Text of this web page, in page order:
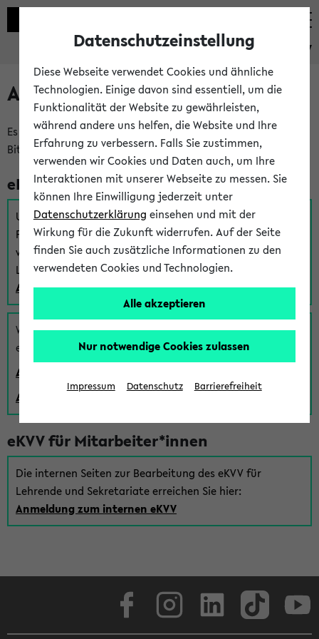
eKVV
Anmeldung am eKVV
Es gibt mehrere Möglichkeiten zur Anmeldung am eKVV.
Bitte wählen Sie die für Sie richtige aus:
eKVV für Studierende
Um sich einen Stundenplan zu erstellen und alle weiteren
Funktionen des eKVVs für Studierende zu nutzen,
verwenden Sie diesen Link zur Anmeldung über Ihr Uni
Login:
Anmeldung zum eKVV der Studierenden
Wenn Sie (noch) kein Uni Login haben, können Sie das
eKVV auch über einen Gastzugang verwenden:
Anmeldung über einen vorhandenen Gastzugang
Anlegen eines neuen Gastzugangs
eKVV für Mitarbeiter*innen
Die internen Seiten zur Bearbeitung des eKVV für
Lehrende und Sekretariate erreichen Sie hier:
Anmeldung zum internen eKVV
Datenschutzeinstellung
Diese Webseite verwendet Cookies und ähnliche
Technologien. Einige davon sind essentiell, um die
Funktionalität der Website zu gewährleisten,
während andere uns helfen, die Website und Ihre
Erfahrung zu verbessern. Falls Sie zustimmen,
verwenden wir Cookies und Daten auch, um Ihre
Interaktionen mit unserer Webseite zu messen. Sie
können Ihre Einwilligung jederzeit unter
Datenschutzerklärung einsehen und mit der
Wirkung für die Zukunft widerrufen. Auf der Seite
finden Sie auch zusätzliche Informationen zu den
verwendeten Cookies und Technologien.
Alle akzeptieren
Nur notwendige Cookies zulassen
Impressum Datenschutz Barrierefreiheit